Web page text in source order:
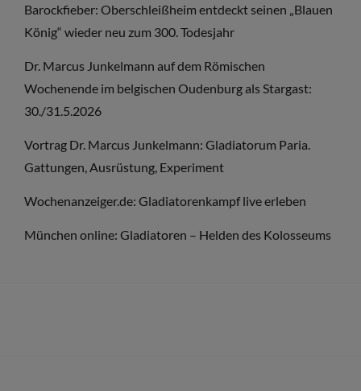
Barockfieber: Oberschleißheim entdeckt seinen „Blauen
König“ wieder neu zum 300. Todesjahr
Dr. Marcus Junkelmann auf dem Römischen
Wochenende im belgischen Oudenburg als Stargast:
30./31.5.2026
Vortrag Dr. Marcus Junkelmann: Gladiatorum Paria.
Gattungen, Ausrüstung, Experiment
Wochenanzeiger.de: Gladiatorenkampf live erleben
München online: Gladiatoren – Helden des Kolosseums